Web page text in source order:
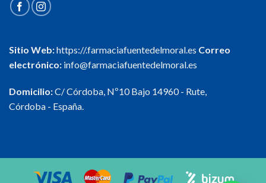
Sitio Web:https://.farmaciafuentedelmoral.es Correo
electrónico: info@farmaciafuentedelmoral.es
Domicilio:C/ Córdoba, Nº10 Bajo 14960 - Rute,
Córdoba - España.